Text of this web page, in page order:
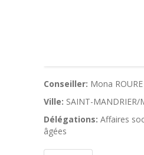
Conseiller: Mona ROURE
Ville: SAINT-MANDRIER/
Délégations: Affaires
âgées